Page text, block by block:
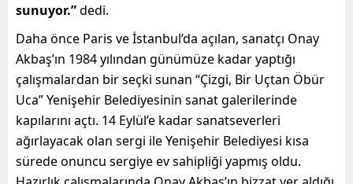
sunuyor.”dedi.
Daha önce Paris ve İstanbul’da açılan, sanatçı Onay
Akbaş’ın 1984 yılından günümüze kadar yaptığı
çalışmalardan bir seçki sunan “Çizgi, Bir Uçtan Öbür
Uca” Yenişehir Belediyesinin sanat galerilerinde
kapılarını açtı. 14 Eylül’e kadar sanatseverleri
ağırlayacak olan sergi ile Yenişehir Belediyesi kısa
sürede onuncu sergiye ev sahipliği yapmış oldu.